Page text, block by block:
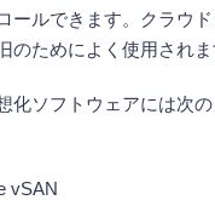
ールできます。クラウ
のためによく使用されま
化ソフトウェアには次
vSAN